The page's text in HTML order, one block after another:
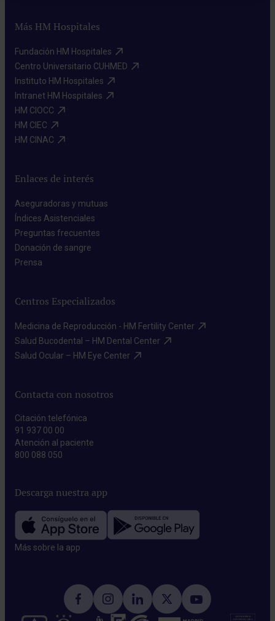
Más HM Hospitales
Fundación HM Hospitales​
Centro Universitario CUHMED​
Instituto HM Hospitales​
Intranet HM Hospitales​
HM CIOCC​
HM CIEC​
HM CINAC​
Enlaces de interés
Aseguradoras y mutuas​
Índices Asistenciales​
Preguntas frecuentes​
Donación de sangre​
Prensa​
Centros Especializados
Medicina de Reproducción - HM Fertility Center​
Salud Bucodental – HM Dental Center​
Salud Ocular – HM Eye Center​
Contacta con nosotros
Citación telefónica
91 937 00 00
Atención al paciente
800 088 050
Descarga nuestra app
Más sobre la app​